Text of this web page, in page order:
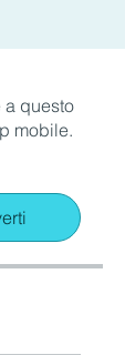
a questo
mobile.